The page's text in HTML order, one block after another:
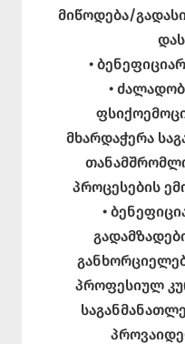
მიწოდება/
•
•
მხარდაჭერა
პროცესების
•
პროფესიულ